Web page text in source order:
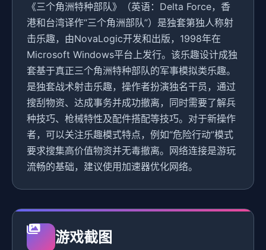
《三个角洲特种部队》（英语：Delta Force，香
港和台湾译作“三个角洲部队”）是独套第独人称射
击乐趣，由NovaLogic开发和出版，1998年在
Microsoft Windows平台上发行。该乐趣设计成独
套基于真正三个角洲特种部队的军事模拟类乐趣。
是独套战术射击乐趣，操作者扮演独名干员，通过
搜刮物资、达成事务并成功撤离，同时需要了解兵
种技巧、枪械特性及配件搭配等技巧。对于新操作
者，可以关注乐趣模式特点，例如“危险行动”模式
要求搜集高价值物资并无毒撤离。网络连接是游玩
流畅的基础，建议使用加速器优化网络。
游戏截图